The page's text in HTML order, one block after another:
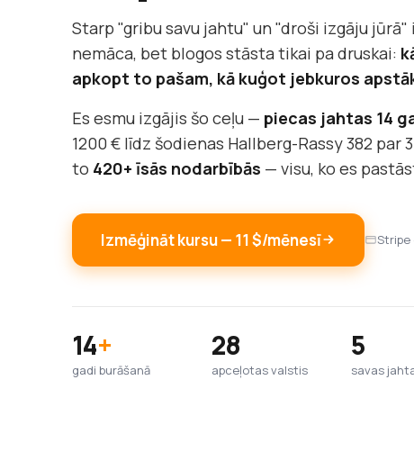
Starp "gribu savu jahtu" un "droši izgāju jūrā"
nemāca, bet blogos stāsta tikai pa druskai:
apkopt to pašam, kā kuģot jebkuros
Es esmu izgājis šo ceļu — piecas jahtas 14
1200 € līdz šodienas Hallberg-Rassy 382 par
to 420+ īsās nodarbībās — visu, ko es
Izmēģināt kursu — 11 $/mēnesī Stripe
14+
gadi burāšanā
28
apceļotas valstis
5
savas